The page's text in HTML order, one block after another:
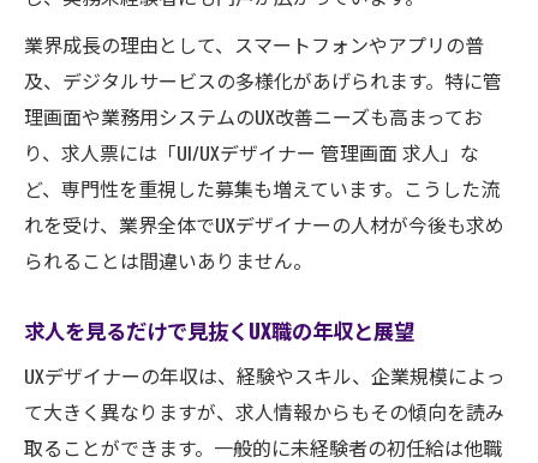
業界成長の理由として、スマートフォンやアプリの普
及、デジタルサービスの多様化があげられます。特に管
理画面や業務用システムのUX改善ニーズも高まってお
り、求人票には「UI/UXデザイナー 管理画面 求人」な
ど、専門性を重視した募集も増えています。こうした流
れを受け、業界全体でUXデザイナーの人材が今後も求め
られることは間違いありません。
求人を見るだけで見抜くUX職の年収と展望
UXデザイナーの年収は、経験やスキル、企業規模によっ
て大きく異なりますが、求人情報からもその傾向を読み
取ることができます。一般的に未経験者の初任給は他職